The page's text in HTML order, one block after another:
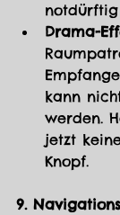
Drama-
kann
werden.
jetzt
Knopf.
9.